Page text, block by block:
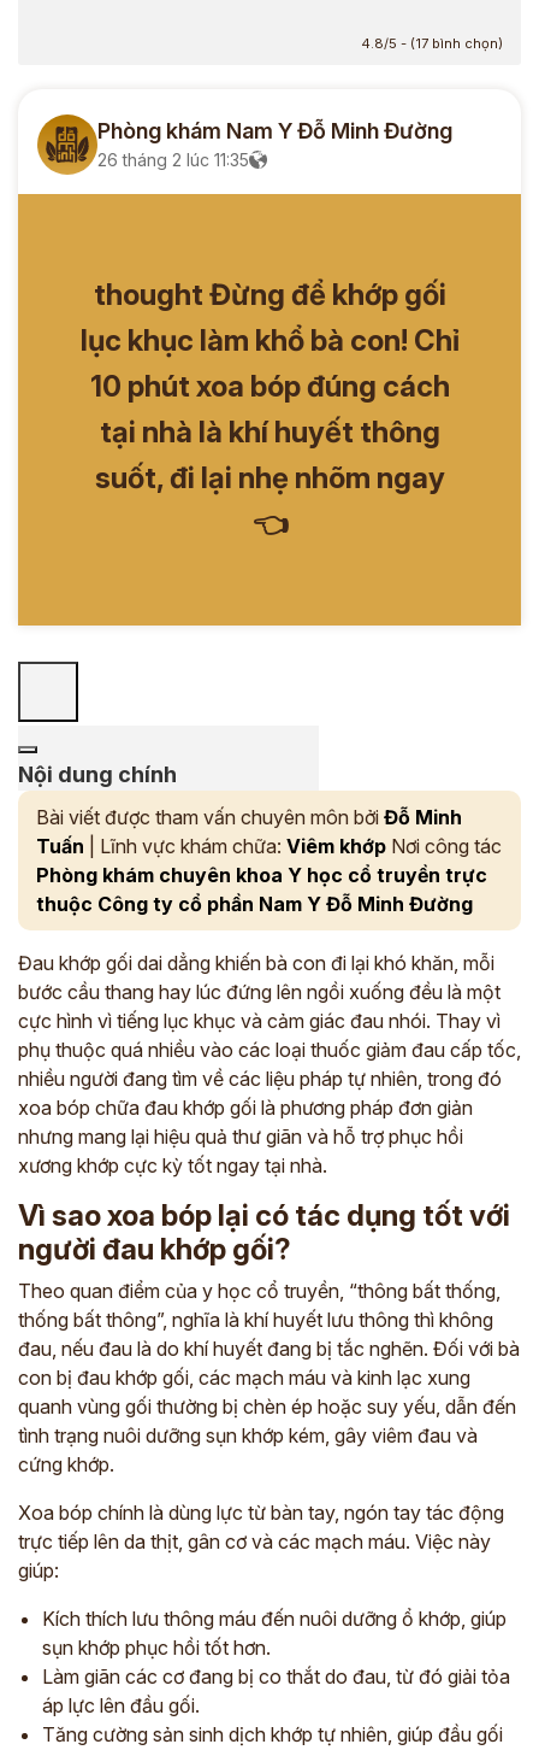
4.8/5 - (17 bình chọn)
Phòng khám Nam Y Đỗ Minh Đường
26 tháng 2 lúc 11:35
thought Đừng để khớp gối
lục khục làm khổ bà con! Chỉ
10 phút xoa bóp đúng cách
tại nhà là khí huyết thông
suốt, đi lại nhẹ nhõm ngay
👈
Nội dung chính
Bài viết được tham vấn chuyên môn bởi Đỗ Minh
Tuấn | Lĩnh vực khám chữa: Viêm khớp Nơi công tác
Phòng khám chuyên khoa Y học cổ truyền trực
thuộc Công ty cổ phần Nam Y Đỗ Minh Đường
Đau khớp gối dai dẳng khiến bà con đi lại khó khăn, mỗi
bước cầu thang hay lúc đứng lên ngồi xuống đều là một
cực hình vì tiếng lục khục và cảm giác đau nhói. Thay vì
phụ thuộc quá nhiều vào các loại thuốc giảm đau cấp tốc,
nhiều người đang tìm về các liệu pháp tự nhiên, trong đó
xoa bóp chữa đau khớp gối là phương pháp đơn giản
nhưng mang lại hiệu quả thư giãn và hỗ trợ phục hồi
xương khớp cực kỳ tốt ngay tại nhà.
Vì sao xoa bóp lại có tác dụng tốt với
người đau khớp gối?
Theo quan điểm của y học cổ truyền, “thông bất thống,
thống bất thông”, nghĩa là khí huyết lưu thông thì không
đau, nếu đau là do khí huyết đang bị tắc nghẽn. Đối với bà
con bị đau khớp gối, các mạch máu và kinh lạc xung
quanh vùng gối thường bị chèn ép hoặc suy yếu, dẫn đến
tình trạng nuôi dưỡng sụn khớp kém, gây viêm đau và
cứng khớp.
Xoa bóp chính là dùng lực từ bàn tay, ngón tay tác động
trực tiếp lên da thịt, gân cơ và các mạch máu. Việc này
giúp:
Kích thích lưu thông máu đến nuôi dưỡng ổ khớp, giúp
sụn khớp phục hồi tốt hơn.
Làm giãn các cơ đang bị co thắt do đau, từ đó giải tỏa
áp lực lên đầu gối.
Tăng cường sản sinh dịch khớp tự nhiên, giúp đầu gối